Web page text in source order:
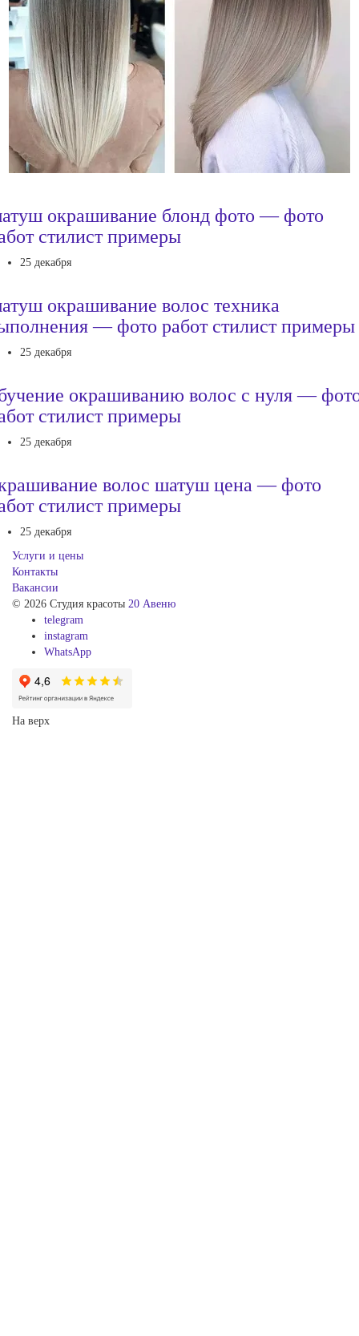
окрашивание блонд фото — фото
стилист примеры
25 декабря
окрашивание волос техника
— фото работ стилист примеры
25 декабря
окрашиванию волос с нуля —
стилист примеры
25 декабря
волос шатуш цена — фото
стилист примеры
25 декабря
Услуги и цены
Контакты
Вакансии
© 2026 Студия красоты 20 Авеню
telegram
instagram
WhatsApp
На верх